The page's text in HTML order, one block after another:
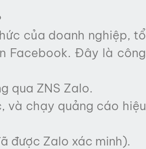
của doanh nghiệp, tổ
Facebook. Đây là công
qua ZNS Zalo.
và chạy quảng cáo hiệu
được Zalo xác minh).